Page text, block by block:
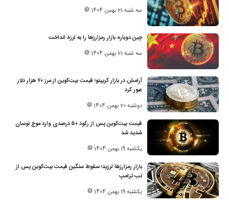
سه شنبه 21 بهمن 1404
چین دوباره بازار رمزارزها را به لرزه انداخت
سه شنبه 21 بهمن 1404
آرامش در بازار کریپتو؛ قیمت بیت‌کوین از مرز ۷۰ هزار دلار
عبور کرد
دوشنبه 20 بهمن 1404
قیمت بیت‌کوین پس از رکود ۵۰ درصدی وارد موج نوسان
شدید شد
یکشنبه 19 بهمن 1404
بازار رمزارزها لرزید؛ سقوط سنگین قیمت بیت‌کوین پس از
تب ترامپ
یکشنبه 19 بهمن 1404